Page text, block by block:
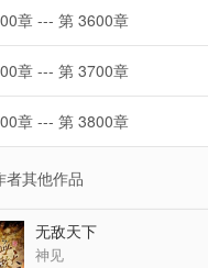
章 --- 第 3600章
章 --- 第 3700章
章 --- 第 3800章
者其他作品
无敌天下
神见